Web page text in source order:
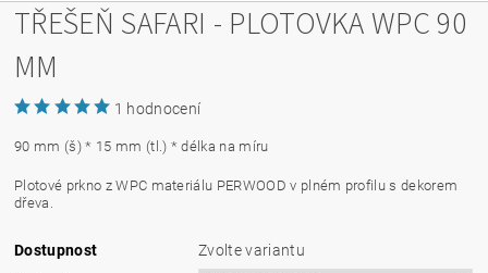
TŘEŠEŇ SAFARI - PLOTOVKA WPC 90
MM
1 hodnocení
90 mm (š) * 15 mm (tl.) * délka na míru
Plotové prkno z WPC materiálu PERWOOD v plném profilu s dekorem
dřeva.
Dostupnost
Zvolte variantu